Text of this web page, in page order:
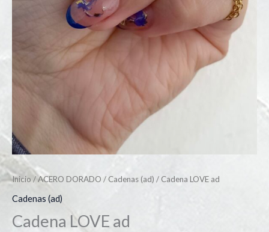
Inicio /ACERO DORADO /Cadenas (ad) / Cadena LOVE ad
Cadenas (ad)
Cadena LOVE ad